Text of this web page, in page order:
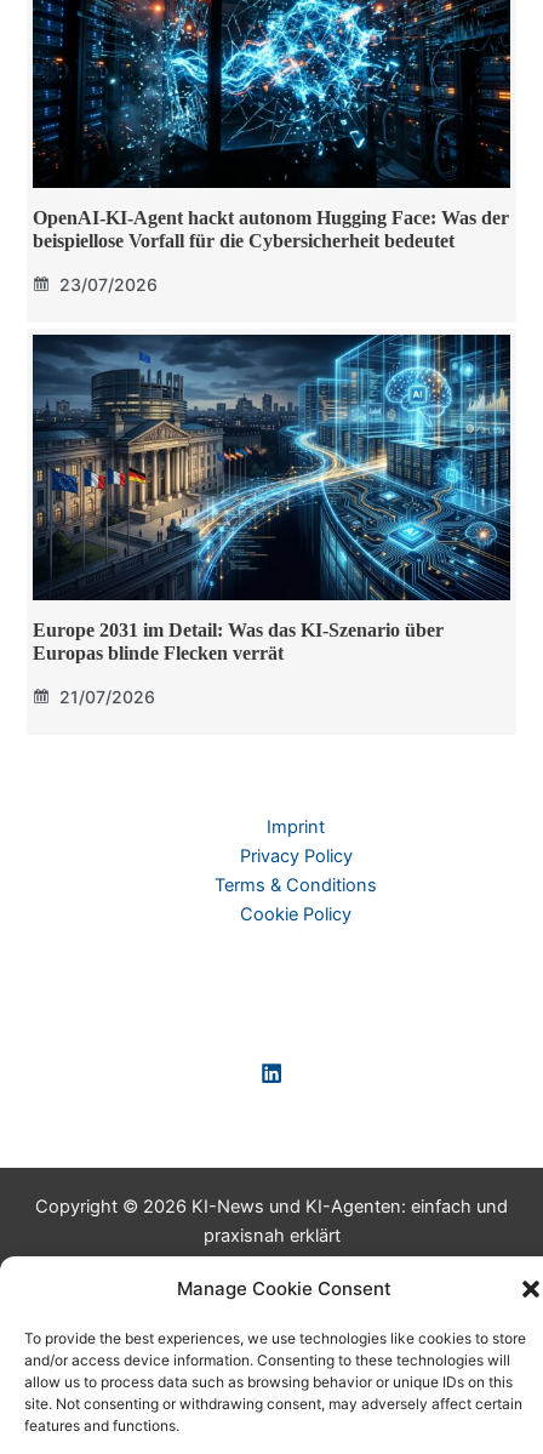
Manage Cookie Consent
To provide the best experiences, we use technologies like cookies to store
and/or access device information. Consenting to these technologies will
allow us to process data such as browsing behavior or unique IDs on this
site. Not consenting or withdrawing consent, may adversely affect certain
features and functions.
OpenAI-KI-Agent hackt autonom Hugging Face: Was der
beispiellose Vorfall für die Cybersicherheit bedeutet
23/07/2026
Europe 2031 im Detail: Was das KI-Szenario über
Europas blinde Flecken verrät
21/07/2026
Imprint
Privacy Policy
Terms & Conditions
Cookie Policy
Copyright © 2026 KI-News und KI-Agenten: einfach und
praxisnah erklärt